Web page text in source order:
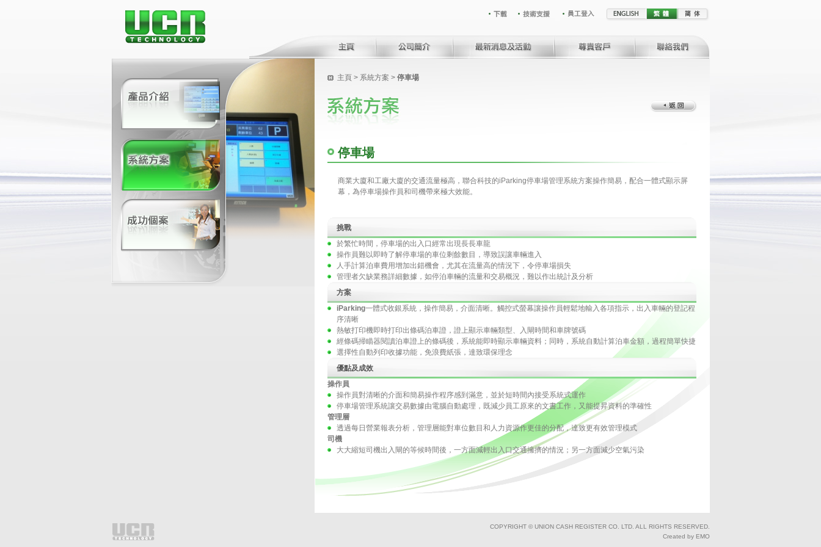
主頁 > 系統方案 > 停車場
停車場
商業大廈和工廠大廈的交通流量極高，聯合科技的iParking停車場管理系統方案操作簡易，配合一體式顯示屏
幕，為停車場操作員和司機帶來極大效能。
挑戰
於繁忙時間，停車場的出入口經常出現長長車龍
操作員難以即時了解停車場的車位剩餘數目，導致誤讓車輛進入
人手計算泊車費用增加出錯機會，尤其在流量高的情況下，令停車場損失
管理者欠缺業務詳細數據，如停泊車輛的流量和交易概況，難以作出統計及分析
方案
iParking一體式收銀系統，操作簡易，介面清晰。觸控式螢幕讓操作員輕鬆地輸入各項指示，出入車輛的登記程
序清晰
熱敏打印機即時打印出條碼泊車證，證上顯示車輛類型、入閘時間和車牌號碼
經條碼掃瞄器閱讀泊車證上的條碼後，系統能即時顯示車輛資料；同時，系統自動計算泊車金額，過程簡單快捷
選擇性自動列印收據功能，免浪費紙張，達致環保理念
優點及成效
操作員
操作員對清晰的介面和簡易操作程序感到滿意，並於短時間內接受系統式運作
停車場管理系統讓交易數據由電腦自動處理，既減少員工原來的文書工作，又能提昇資料的準確性
管理層
透過每日營業報表分析，管理層能對車位數目和人力資源作更佳的分配，達致更有效管理模式
司機
大大縮短司機出入閘的等候時間後，一方面減輕出入口交通擁擠的情況；另一方面減少空氣污染
COPYRIGHT © UNION CASH REGISTER CO. LTD. ALL RIGHTS RESERVED.
Created by EMO